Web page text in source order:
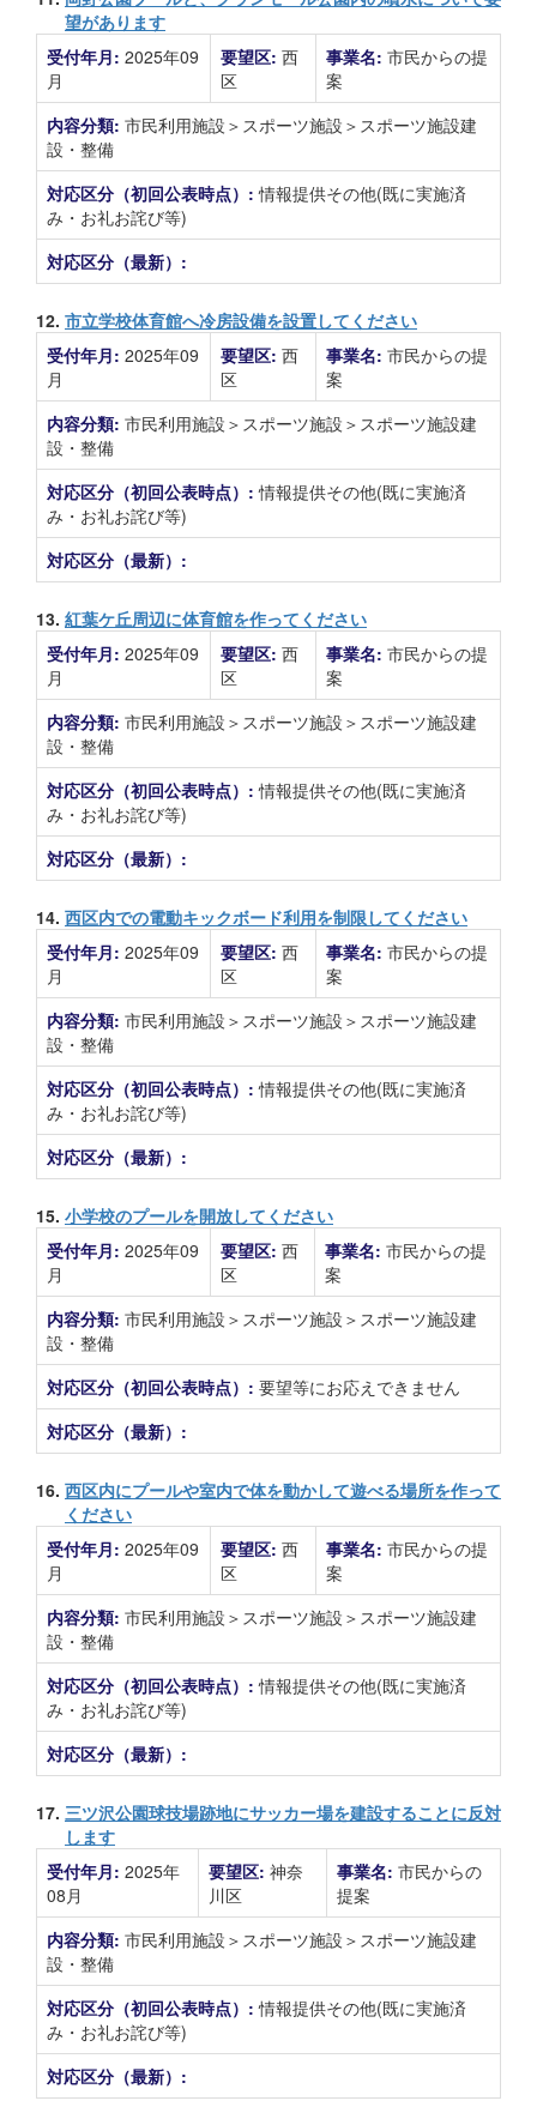
望があります
受付年月: 2025年09
月
要望区: 西
区
事業名: 市民からの提
案
内容分類: 市民利用施設＞スポーツ施設＞スポーツ施設建
設・整備
対応区分（初回公表時点）:情報提供その他(既に実施済
み・お礼お詫び等)
対応区分（最新）:
12. 市立学校体育館へ冷房設備を設置してください
受付年月: 2025年09
月
要望区: 西
区
事業名: 市民からの提
案
内容分類: 市民利用施設＞スポーツ施設＞スポーツ施設建
設・整備
対応区分（初回公表時点）:情報提供その他(既に実施済
み・お礼お詫び等)
対応区分（最新）:
13. 紅葉ケ丘周辺に体育館を作ってください
受付年月: 2025年09
月
要望区: 西
区
事業名: 市民からの提
案
内容分類: 市民利用施設＞スポーツ施設＞スポーツ施設建
設・整備
対応区分（初回公表時点）:情報提供その他(既に実施済
み・お礼お詫び等)
対応区分（最新）:
14. 西区内での電動キックボード利用を制限してください
受付年月: 2025年09
月
要望区: 西
区
事業名: 市民からの提
案
内容分類: 市民利用施設＞スポーツ施設＞スポーツ施設建
設・整備
対応区分（初回公表時点）:情報提供その他(既に実施済
み・お礼お詫び等)
対応区分（最新）:
15. 小学校のプールを開放してください
受付年月: 2025年09
月
要望区: 西
区
事業名: 市民からの提
案
内容分類: 市民利用施設＞スポーツ施設＞スポーツ施設建
設・整備
対応区分（初回公表時点）: 要望等にお応えできません
対応区分（最新）:
16. 西区内にプールや室内で体を動かして遊べる場所を作って
ください
受付年月: 2025年09
月
要望区: 西
区
事業名: 市民からの提
案
内容分類: 市民利用施設＞スポーツ施設＞スポーツ施設建
設・整備
対応区分（初回公表時点）:情報提供その他(既に実施済
み・お礼お詫び等)
対応区分（最新）:
17. 三ツ沢公園球技場跡地にサッカー場を建設することに反対
します
受付年月: 2025年
08月
要望区: 神奈
川区
事業名: 市民からの
提案
内容分類: 市民利用施設＞スポーツ施設＞スポーツ施設建
設・整備
対応区分（初回公表時点）:情報提供その他(既に実施済
み・お礼お詫び等)
対応区分（最新）: